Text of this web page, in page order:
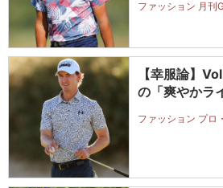
ファッション 月刊
【幸服論】
の「爽やかラ
ファッション プロ